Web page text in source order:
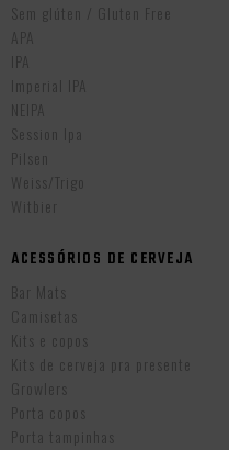
Sem glúten / Gluten Free
APA
IPA
Imperial IPA
NEIPA
Session Ipa
Pilsen
Weiss/Trigo
Witbier
ACESSÓRIOS DE CERVEJA
Bar Mats
Camisetas
Kits e copos
Kits de cerveja pra presente
Growlers
Porta copos
Porta tampinhas